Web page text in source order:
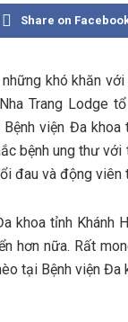
Share on
khó khăn
Trang Lodge
viện Đa khoa
bệnh ung thư
đau và động viên
khoa tỉnh Khánh
hơn nữa. Rất
tại Bệnh viện Đa